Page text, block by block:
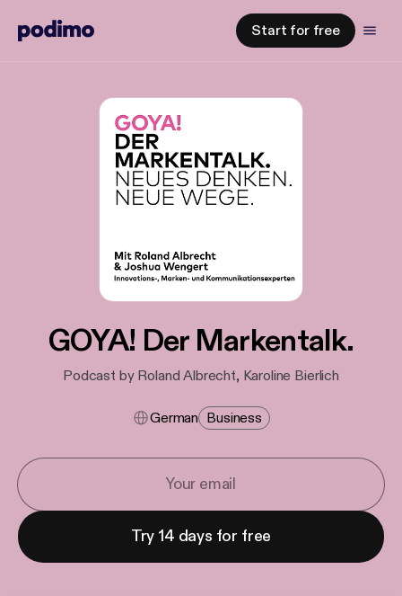
Start for free
GOYA! Der Markentalk.
Podcast by Roland Albrecht, Karoline Bierlich
German Business
Try 14 days for free